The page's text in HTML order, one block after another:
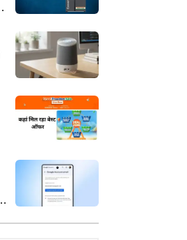
SPORTS
श्रीलंका क्रिकेट का बड़ा फैसला, गाले में
होने वाले टेस्ट से पहले फैंस को दिया तोहफा